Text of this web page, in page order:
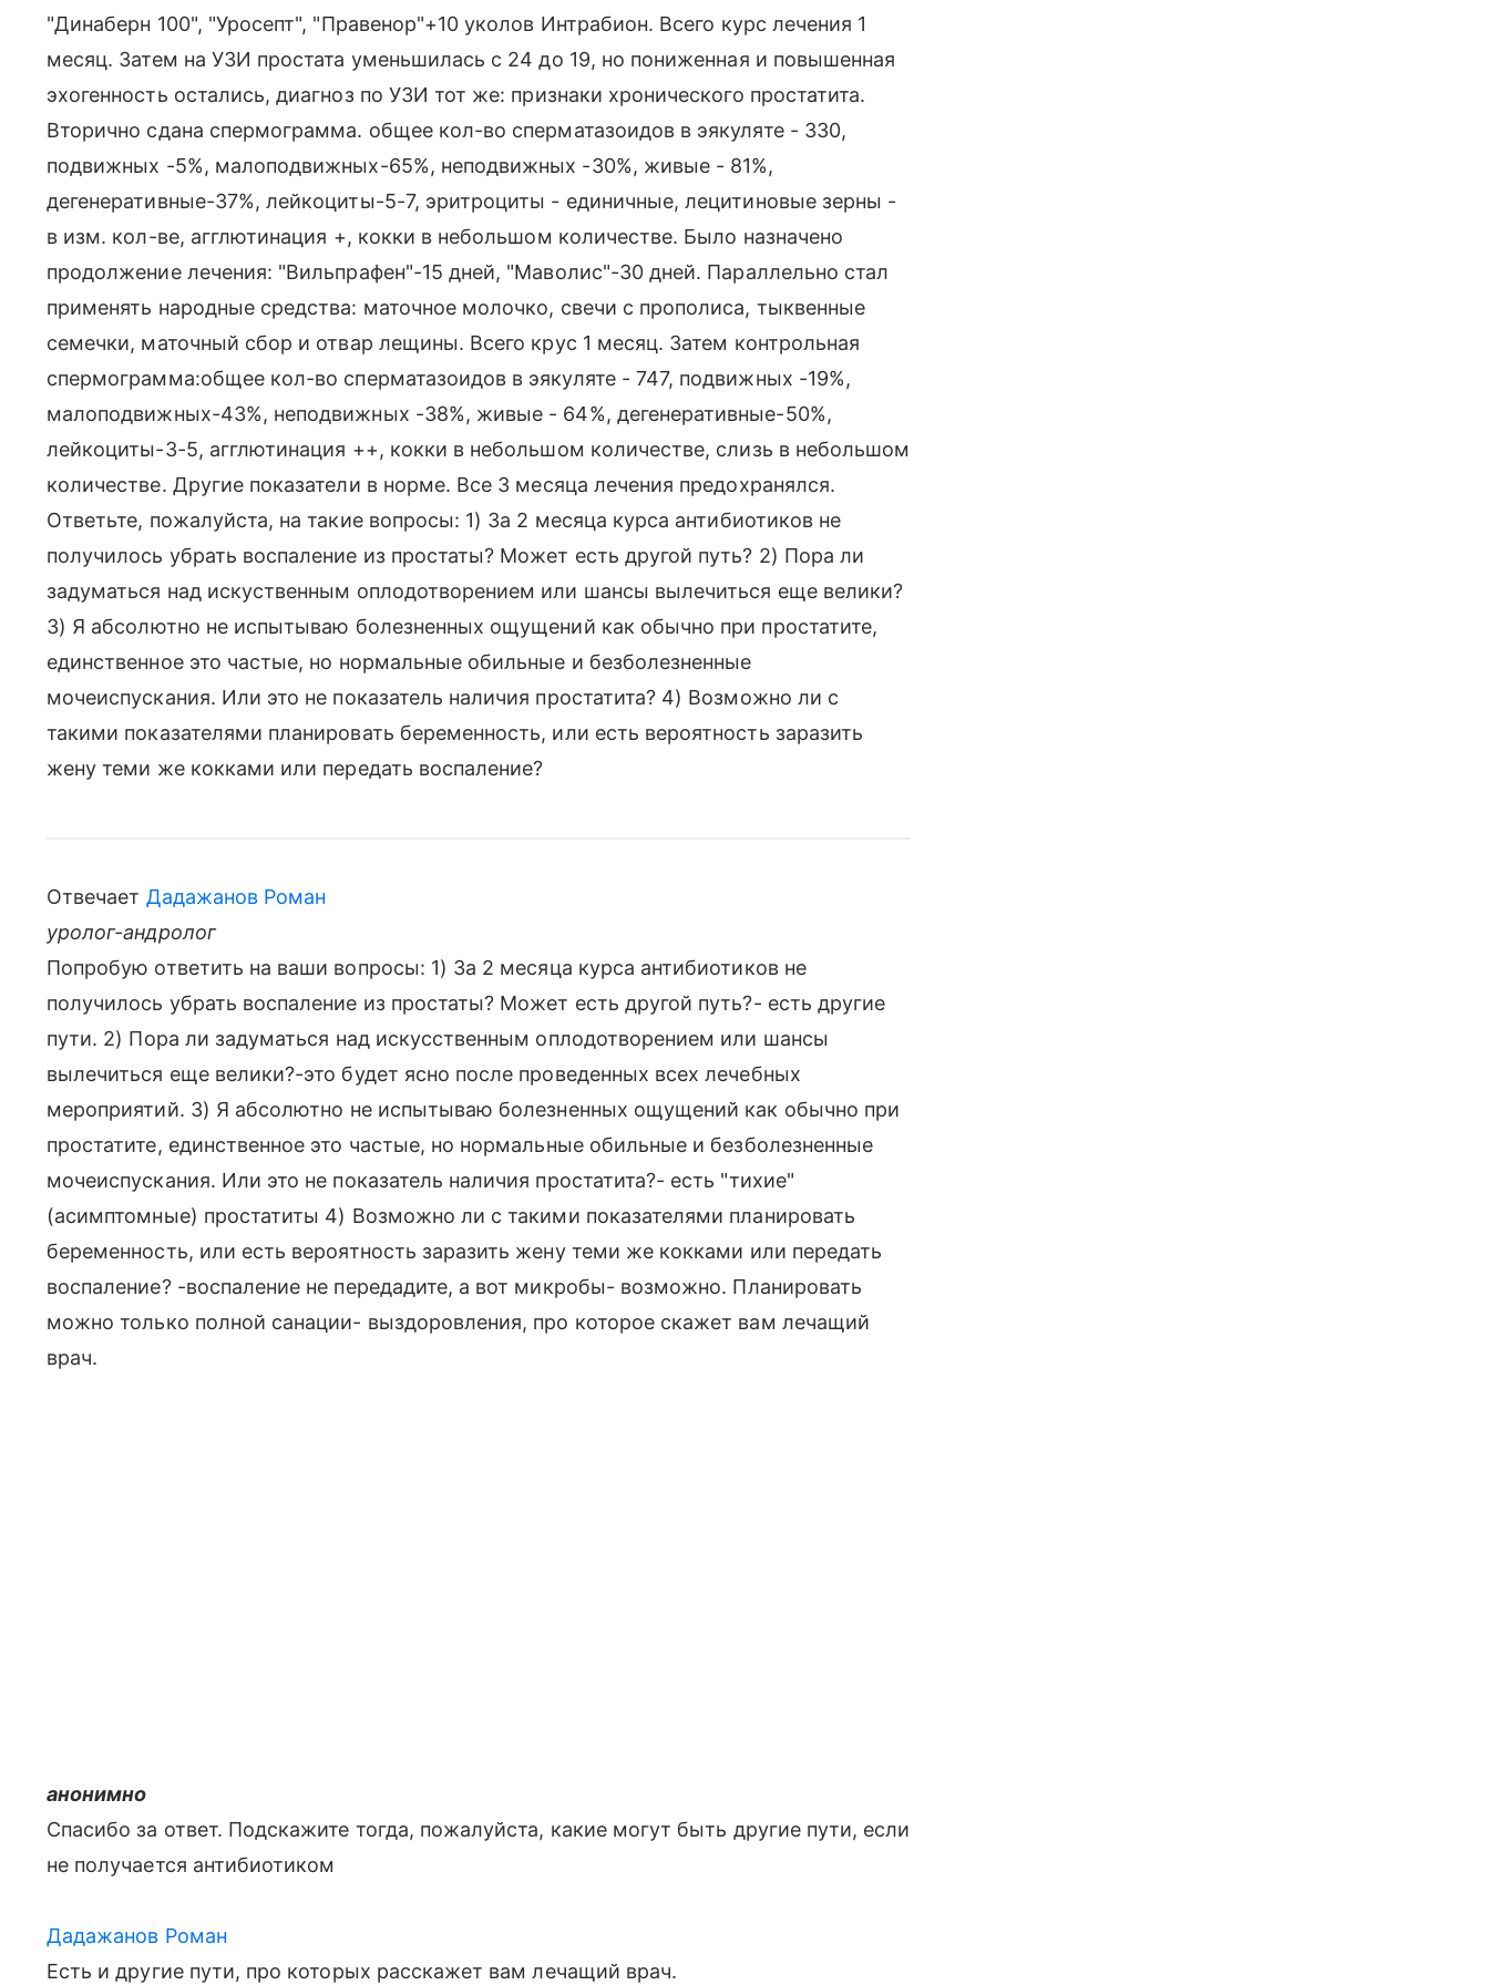
"Динаберн 100", "Уросепт", "Правенор"+10 уколов Интрабион. Всего курс лечения 1
месяц. Затем на УЗИ простата уменьшилась с 24 до 19, но пониженная и повышенная
эхогенность остались, диагноз по УЗИ тот же: признаки хронического простатита.
Вторично сдана спермограмма. общее кол-во сперматазоидов в эякуляте - 330,
подвижных -5%, малоподвижных-65%, неподвижных -30%, живые - 81%,
дегенеративные-37%, лейкоциты-5-7, эритроциты - единичные, лецитиновые зерны -
в изм. кол-ве, агглютинация +, кокки в небольшом количестве. Было назначено
продолжение лечения: "Вильпрафен"-15 дней, "Маволис"-30 дней. Параллельно стал
применять народные средства: маточное молочко, свечи с прополиса, тыквенные
семечки, маточный сбор и отвар лещины. Всего крус 1 месяц. Затем контрольная
спермограмма:общее кол-во сперматазоидов в эякуляте - 747, подвижных -19%,
малоподвижных-43%, неподвижных -38%, живые - 64%, дегенеративные-50%,
лейкоциты-3-5, агглютинация ++, кокки в небольшом количестве, слизь в небольшом
количестве. Другие показатели в норме. Все 3 месяца лечения предохранялся.
Ответьте, пожалуйста, на такие вопросы: 1) За 2 месяца курса антибиотиков не
получилось убрать воспаление из простаты? Может есть другой путь? 2) Пора ли
задуматься над искуственным оплодотворением или шансы вылечиться еще велики?
3) Я абсолютно не испытываю болезненных ощущений как обычно при простатите,
единственное это частые, но нормальные обильные и безболезненные
мочеиспускания. Или это не показатель наличия простатита? 4) Возможно ли с
такими показателями планировать беременность, или есть вероятность заразить
жену теми же кокками или передать воспаление?
Отвечает Дадажанов Роман
уролог-андролог
Попробую ответить на ваши вопросы: 1) За 2 месяца курса антибиотиков не
получилось убрать воспаление из простаты? Может есть другой путь?- есть другие
пути. 2) Пора ли задуматься над искусственным оплодотворением или шансы
вылечиться еще велики?-это будет ясно после проведенных всех лечебных
мероприятий. 3) Я абсолютно не испытываю болезненных ощущений как обычно при
простатите, единственное это частые, но нормальные обильные и безболезненные
мочеиспускания. Или это не показатель наличия простатита?- есть "тихие"
(асимптомные) простатиты 4) Возможно ли с такими показателями планировать
беременность, или есть вероятность заразить жену теми же кокками или передать
воспаление? -воспаление не передадите, а вот микробы- возможно. Планировать
можно только полной санации- выздоровления, про которое скажет вам лечащий
врач.
анонимно
Спасибо за ответ. Подскажите тогда, пожалуйста, какие могут быть другие пути, если
не получается антибиотиком
Дадажанов Роман
Есть и другие пути, про которых расскажет вам лечащий врач.